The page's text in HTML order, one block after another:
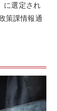
に選定され
策課情報通